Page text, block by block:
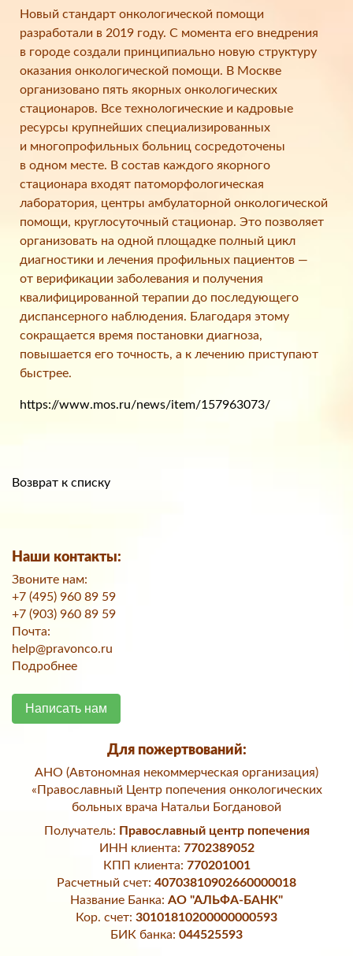
Новый стандарт онкологической помощи
разработали в 2019 году. С момента его внедрения
в городе создали принципиально новую структуру
оказания онкологической помощи. В Москве
организовано пять якорных онкологических
стационаров. Все технологические и кадровые
ресурсы крупнейших специализированных
и многопрофильных больниц сосредоточены
в одном месте. В состав каждого якорного
стационара входят патоморфологическая
лаборатория, центры амбулаторной онкологической
помощи, круглосуточный стационар. Это позволяет
организовать на одной площадке полный цикл
диагностики и лечения профильных пациентов —
от верификации заболевания и получения
квалифицированной терапии до последующего
диспансерного наблюдения. Благодаря этому
сокращается время постановки диагноза,
повышается его точность, а к лечению приступают
быстрее.
https://www.mos.ru/news/item/157963073/
Возврат к списку
Наши контакты:
Звоните нам:
+7 (495) 960 89 59
+7 (903) 960 89 59
Почта:
help@pravonco.ru
Подробнее
Написать нам
Для пожертвований:
АНО (Автономная некоммерческая организация)
«Православный Центр попечения онкологических
больных врача Натальи Богдановой
Получатель: Православный центр попечения
ИНН клиента: 7702389052
КПП клиента: 770201001
Расчетный счет: 40703810902660000018
Название Банка: АО "АЛЬФА-БАНК"
Кор. счет: 30101810200000000593
БИК банка: 044525593